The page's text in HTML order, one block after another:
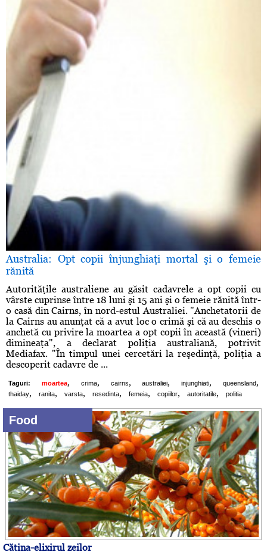
Australia: Opt copii înjunghiaţi mortal şi o femeie
rănită
Autorităţile australiene au găsit cadavrele a opt copii cu
vârste cuprinse între 18 luni şi 15 ani şi o femeie rănită într-
o casă din Cairns, în nord-estul Australiei. "Anchetatorii de
la Cairns au anunţat că a avut loc o crimă şi că au deschis o
anchetă cu privire la moartea a opt copii în această (vineri)
dimineaţa", a declarat poliţia australiană, potrivit
Mediafax. "În timpul unei cercetări la reşedinţă, poliţia a
descoperit cadavre de ...
Taguri: moartea, crima, cairns, australiei, injunghiati, queensland,
thaiday, ranita, varsta, resedinta, femeia, copiilor, autoritatile, politia
Food
Cătina-elixirul zeilor